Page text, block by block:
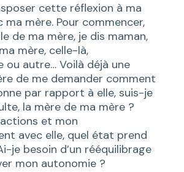
cette réflexion à ma
ma mère. Pour commencer,
de ma mère, je dis maman,
mère, celle-là,
ou autre… Voilà déjà une
de me demander comment
par rapport à elle, suis-je
la mère de ma mère ?
et mon
avec elle, quel état prend
je besoin d’un rééquilibrage
mon autonomie ?